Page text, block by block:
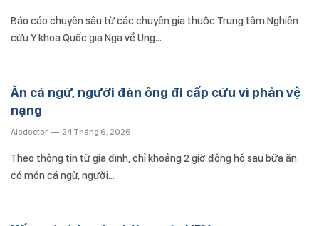
Báo cáo chuyên sâu từ các chuyên gia thuộc Trung tâm Nghiên
cứu Y khoa Quốc gia Nga về Ung…
Ăn cá ngừ, người đàn ông đi cấp cứu vì phản vệ
nặng
Alodoctor 24 Tháng 6, 2026
Theo thông tin từ gia đình, chỉ khoảng 2 giờ đồng hồ sau bữa ăn
có món cá ngừ, người…